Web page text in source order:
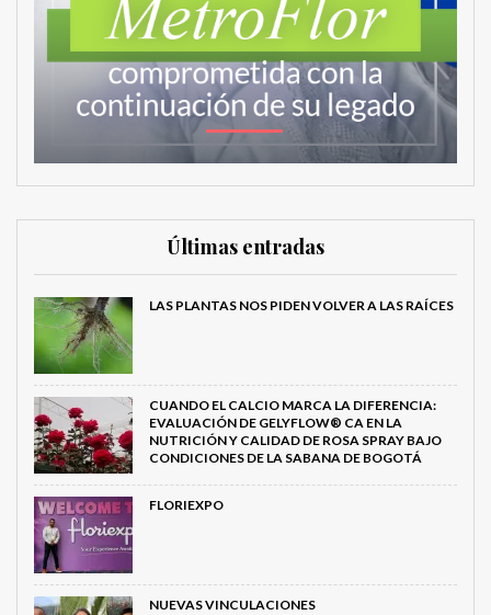
Últimas entradas
LAS PLANTAS NOS PIDEN VOLVER A LAS RAÍCES
CUANDO EL CALCIO MARCA LA DIFERENCIA:
EVALUACIÓN DE GELYFLOW® CA EN LA
NUTRICIÓN Y CALIDAD DE ROSA SPRAY BAJO
CONDICIONES DE LA SABANA DE BOGOTÁ
FLORIEXPO
NUEVAS VINCULACIONES